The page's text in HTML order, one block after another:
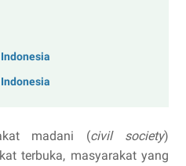
madani (civil society)
terbuka, masyarakat yang